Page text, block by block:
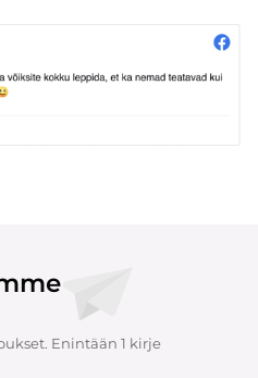
Enintään 1 kirje